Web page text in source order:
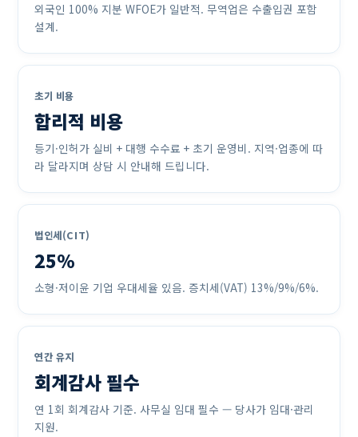
외국인 100% 지분 WFOE가 일반적. 무역업은 수출입권 포함
설계.
초기 비용
합리적 비용
등기·인허가 실비 + 대행 수수료 + 초기 운영비. 지역·업종에 따
라 달라지며 상담 시 안내해 드립니다.
법인세(CIT)
25%
소형·저이윤 기업 우대세율 있음. 증치세(VAT) 13%/9%/6%.
연간 유지
회계감사 필수
연 1회 회계감사 기준. 사무실 임대 필수 — 당사가 임대·관리
지원.